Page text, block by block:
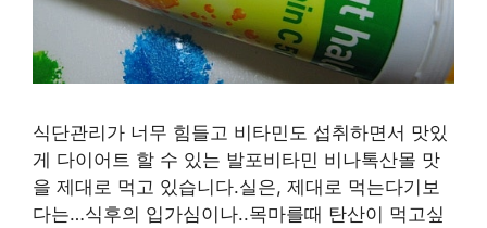
식단관리가 너무 힘들고 비타민도 섭취하면서 맛있
게 다이어트 할 수 있는 발포비타민 비나톡산몰 맛
을 제대로 먹고 있습니다.실은, 제대로 먹는다기보
다는…식후의 입가심이나..목마를때 탄산이 먹고싶